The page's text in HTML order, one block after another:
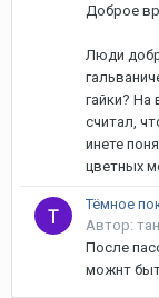
Доброе
Люди
гайки?
считал,
инете
цветных
Тёмное
Автор:
После
можнт